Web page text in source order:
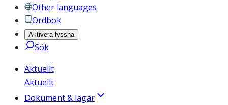
Other languages
Ordbok
Aktivera lyssna
Sök
Aktuellt
Aktuellt
Dokument & lagar